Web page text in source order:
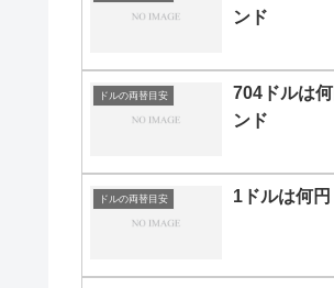
ンド
ドルの両替目安
704ドルは
ンド
ドルの両替目安 1ドルは何